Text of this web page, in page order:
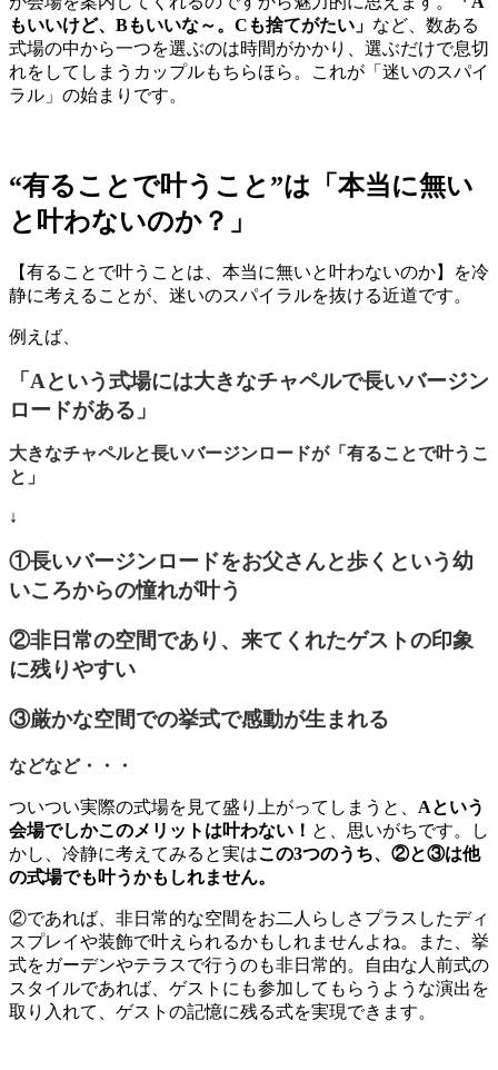
もいいけど、Bもいいな～。Cも捨てがたい」 など、数ある
式場の中から一つを選ぶのは時間がかかり、選ぶだけで息切
れをしてしまうカップルもちらほら。これが「迷いのスパイ
ラル」の始まりです。
“有ることで叶うこと”は「本当に無い
と叶わないのか？」
【有ることで叶うことは、本当に無いと叶わないのか】を冷
静に考えることが、迷いのスパイラルを抜ける近道です。
例えば、
「Aという式場には大きなチャペルで長いバージン
ロードがある」
大きなチャペルと長いバージンロードが「有ることで叶うこ
と」
↓
①長いバージンロードをお父さんと歩くという幼
いころからの憧れが叶う
②非日常の空間であり、来てくれたゲストの印象
に残りやすい
③厳かな空間での挙式で感動が生まれる
などなど・・・
ついつい実際の式場を見て盛り上がってしまうと、 Aという
会場でしかこのメリットは叶わない！ と、 思いがちです。し
かし、冷静に考えてみると実はこの3つのうち、②と③は他
の式場でも叶うかもしれません。
②であれば、非日常的な空間をお二人らしさプラスしたディ
スプレイや装飾で叶えられるかもしれませんよね。また、挙
式をガーデンやテラスで行うのも非日常的。自由な人前式の
スタイルであれば、ゲストにも参加してもらうような演出を
取り入れて、ゲストの記憶に残る式を実現できます。